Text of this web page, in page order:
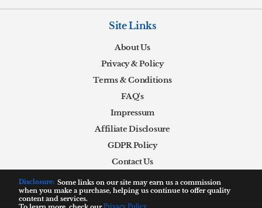
Disclosure: Some links on our site may earn us a commission
when you make a purchase, helping us continue to offer quality
content and services.
Site Links
About Us
Privacy & Policy
Terms & Conditions
FAQ's
Impressum
Affiliate Disclosure
GDPR Policy
Contact Us